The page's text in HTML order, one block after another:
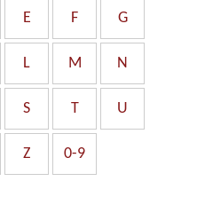
E F G
L M N
S T U
Z 0-9